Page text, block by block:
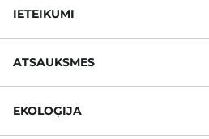
IETEIKUMI
ATSAUKSMES
EKOLOĢIJA